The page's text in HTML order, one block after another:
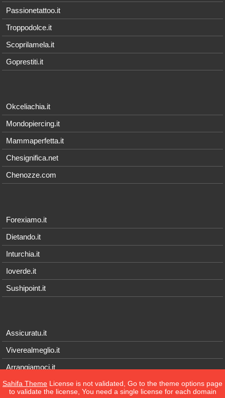
Passionetattoo.it
Troppodolce.it
Scoprilamela.it
Goprestiti.it
Okceliachia.it
Mondopiercing.it
Mammaperfetta.it
Chesignifica.net
Chenozze.com
Forexiamo.it
Dietando.it
Inturchia.it
Ioverde.it
Sushipoint.it
Assicuratu.it
Viverealmeglio.it
Arrangiamoci.it
Tecnichef.it
Sahifa Theme License is not validated, Go to the theme options page
to validate the license, You need a single license for each domain